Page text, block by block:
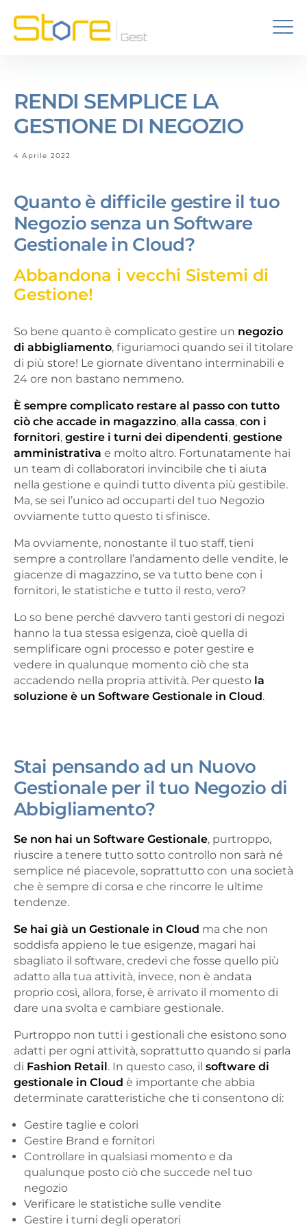
RENDI SEMPLICE LA
GESTIONE DI NEGOZIO
4 Aprile 2022
Quanto è difficile gestire il tuo
Negozio senza un Software
Gestionale in Cloud?
Abbandona i vecchi Sistemi di
Gestione!
So bene quanto è complicato gestire un negozio
di abbigliamento, figuriamoci quando sei il titolare
di più store! Le giornate diventano interminabili e
24 ore non bastano nemmeno.
È sempre complicato restare al passo con tutto
ciò che accade in magazzino, alla cassa, con i
fornitori, gestire i turni dei dipendenti, gestione
amministrativa e molto altro. Fortunatamente hai
un team di collaboratori invincibile che ti aiuta
nella gestione e quindi tutto diventa più gestibile.
Ma, se sei l’unico ad occuparti del tuo Negozio
ovviamente tutto questo ti sfinisce.
Ma ovviamente, nonostante il tuo staff, tieni
sempre a controllare l’andamento delle vendite, le
giacenze di magazzino, se va tutto bene con i
fornitori, le statistiche e tutto il resto, vero?
Lo so bene perché davvero tanti gestori di negozi
hanno la tua stessa esigenza, cioè quella di
semplificare ogni processo e poter gestire e
vedere in qualunque momento ciò che sta
accadendo nella propria attività. Per questo la
soluzione è un Software Gestionale in Cloud.
Stai pensando ad un Nuovo
Gestionale per il tuo Negozio di
Abbigliamento?
Se non hai un Software Gestionale, purtroppo,
riuscire a tenere tutto sotto controllo non sarà né
semplice né piacevole, soprattutto con una società
che è sempre di corsa e che rincorre le ultime
tendenze.
Se hai già un Gestionale in Cloud ma che non
soddisfa appieno le tue esigenze, magari hai
sbagliato il software, credevi che fosse quello più
adatto alla tua attività, invece, non è andata
proprio così, allora, forse, è arrivato il momento di
dare una svolta e cambiare gestionale.
Purtroppo non tutti i gestionali che esistono sono
adatti per ogni attività, soprattutto quando si parla
di Fashion Retail. In questo caso, il software di
gestionale in Cloud è importante che abbia
determinate caratteristiche che ti consentono di:
Gestire taglie e colori
Gestire Brand e fornitori
Controllare in qualsiasi momento e da
qualunque posto ciò che succede nel tuo
negozio
Verificare le statistiche sulle vendite
Gestire i turni degli operatori